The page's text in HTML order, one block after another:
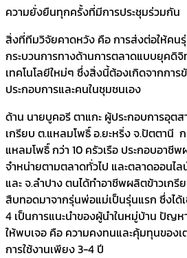
ความยั่งยืนทุกครั้งที่มีการประชุมร่วมกัน
สิ่งที่ทีมวิจัยคาดหวัง คือ การส่งต่อให้คน
กระบวนการทางด้านการตลาดแบบยุคดิจิ
เทคโนโลยีใหม่ๆ ซึ่งสิ่งนี้ต้องเกิดจากกา
ประกอบการและคนในชุมชนเอง
ด้าน นายบูคอรี ตาแกะ ผู้ประกอบการอุต
เกรียบ ต.แหลมโพธิ์ อ.ยะหริ่ง จ.ปัตตานี
แหลมโพธิ์ กว่า 10 ครัวเรือ ประกอบอาชี
จำหน่ายตามตลาดทั่วไป และตลาดออนไ
และ จ.ลำปาง ตนได้ทำอาชีพผลิตข้าวเกรี
สืบทอดมาจากรุ่นพ่อแม่เป็นรุ่นแรก ซึ่งได้เ
4 เป็นการแนะนำของผู้นำในหมู่บ้าน ปัญ
ให้พบเจอ คือ ความคงทนและคุ้มทุนของเ
การใช้งานเพียง 3-4 ปี